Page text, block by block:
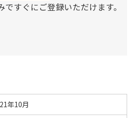
ですぐにご登録いただけます。
年10月